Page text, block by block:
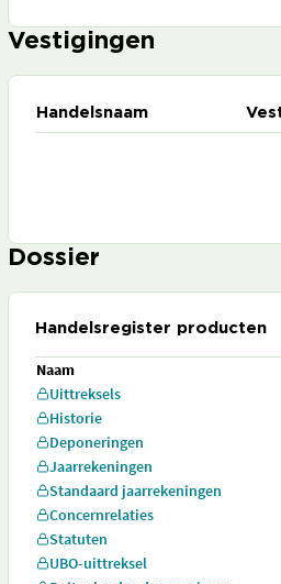
Vestigingen
Handelsnaam
Dossier
Handelsregister producten
Naam
Uittreksels
Historie
Deponeringen
Jaarrekeningen
Standaard jaarrekeningen
Concernrelaties
Statuten
UBO-uittreksel